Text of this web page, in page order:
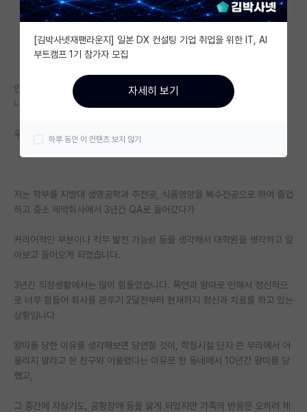
자유 게시판(아무개랩)
미국 유학 게시판
미국 대학원 합격 후기 게시판
대학원생 모집 게시판
연구실(PI) 홍보 게시판
임용 정보 게시판
학부 인턴 게시판
임용 후기 게시판
PI 전용 게시판
인문사회 계열 게시판
반도체/AI 게시판
안녕하세요, 지방대학에서 대사체 분석 연구실을 다니는 2학기차 석사생입
니다.
우선 글이 두서없이 작성되는 점 양해부탁드립니다.
저는 학부를 지방대 생명공학과 주전공, 식품영양을 복수전공으로 하여 졸업
하고 중소 제약회사에서 3년간 QA로 들어갔다가
커리어적인 부분이나 직무 발전 가능성 등을 생각해서 대학원을 생각하고 알
아보고 들어오게 되었습니다.
3년간 직장생활에서는 많이 힘들었습니다. 폭언과 왕따로 인해서 정신적으
로 너무 힘들어 회사를 관두기 2달전부터 현재까지 정신과 치료를 하고 있는
상황입니다
왕따를 당한 이유를 생각해보면 당연할 것이, 학창시절 단지 큰 무리에서 어
울리지 말라고 한 친구와 어울렸다는 이유로 한 동네에서 10년간 왕따를 당
했고,
그 중간에 자살기도, 공황장애 등을 앓게 되었지만 가족의 반응은 오히려 제
[김박사넷재팬라운지] 일본 DX 컨설팅 기업 취업을 위한 IT, AI
부트캠프 1기 참가자 모집
자세히 보기
하루 동안 이 컨텐츠 보지 않기